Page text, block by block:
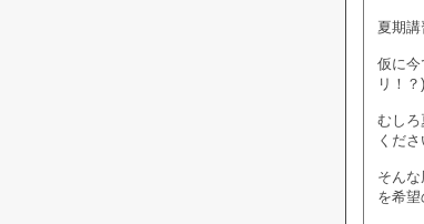
夏期
仮に今
リ！
むしろ
くださ
そん
を希望